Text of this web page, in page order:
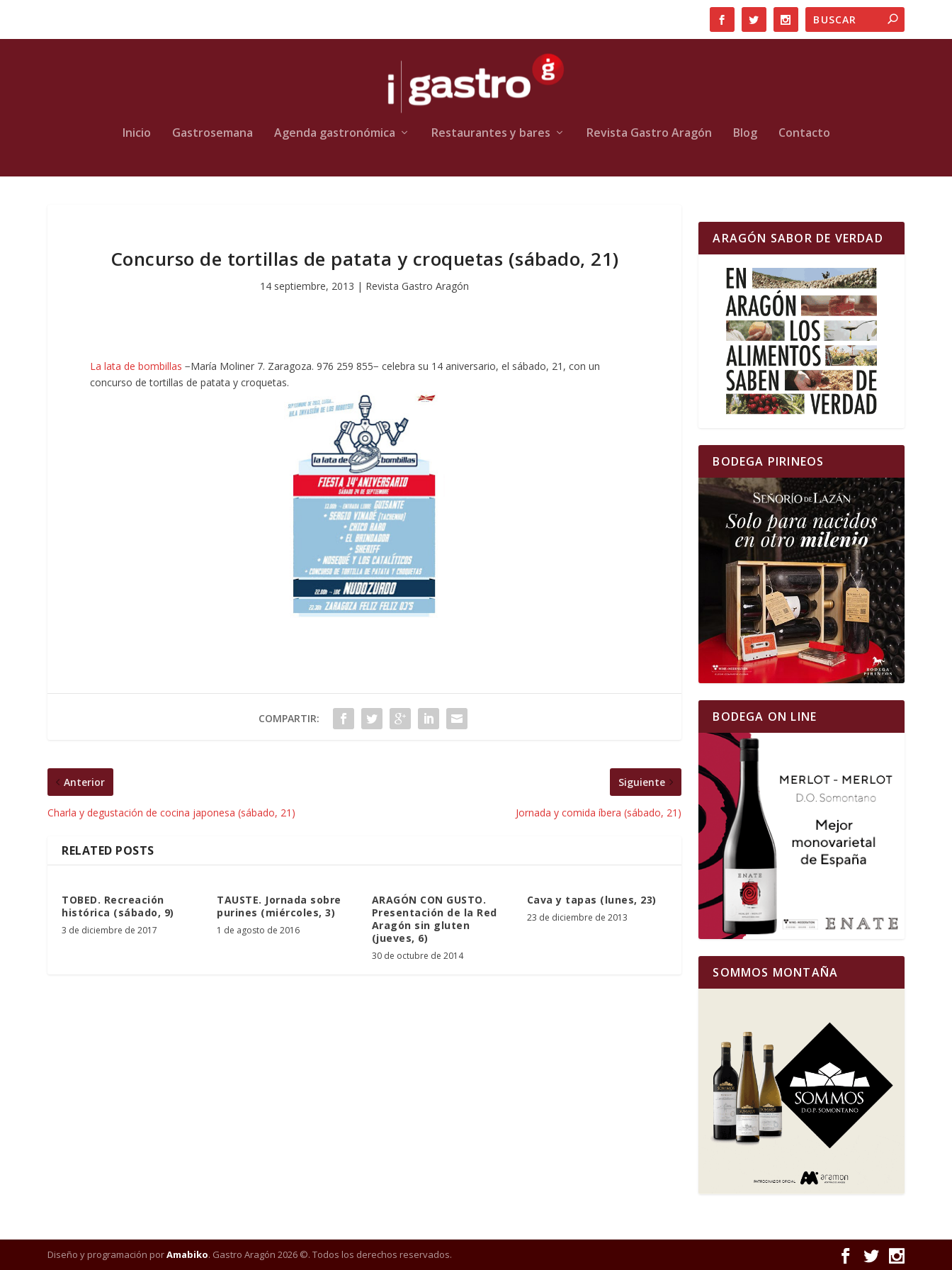
Inicio Gastrosemana Agenda gastronómica Restaurantes y bares Revista Gastro Aragón Blog Contacto
Concurso de tortillas de patata y croquetas (sábado, 21)
14 septiembre, 2013 | Revista Gastro Aragón
La lata de bombillas −María Moliner 7. Zaragoza. 976 259 855− celebra su 14 aniversario, el sábado, 21, con un
concurso de tortillas de patata y croquetas.
COMPARTIR:
Anterior
Charla y degustación de cocina japonesa (sábado, 21)
Siguiente
Jornada y comida íbera (sábado, 21)
RELATED POSTS
TOBED. Recreación
histórica (sábado, 9)
3 de diciembre de 2017
TAUSTE. Jornada sobre
purines (miércoles, 3)
1 de agosto de 2016
ARAGÓN CON GUSTO.
Presentación de la Red
Aragón sin gluten
(jueves, 6)
30 de octubre de 2014
Cava y tapas (lunes, 23)
23 de diciembre de 2013
ARAGÓN SABOR DE VERDAD
BODEGA PIRINEOS
BODEGA ON LINE
SOMMOS MONTAÑA
Diseño y programación porAmabiko. Gastro Aragón 2026 ©. Todos los derechos reservados.